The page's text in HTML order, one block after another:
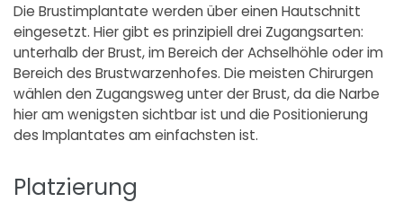
Die Brustimplantate werden über einen Hautschnitt
eingesetzt. Hier gibt es prinzipiell drei Zugangsarten:
unterhalb der Brust, im Bereich der Achselhöhle oder im
Bereich des Brustwarzenhofes. Die meisten Chirurgen
wählen den Zugangsweg unter der Brust, da die Narbe
hier am wenigsten sichtbar ist und die Positionierung
des Implantates am einfachsten ist.
Platzierung